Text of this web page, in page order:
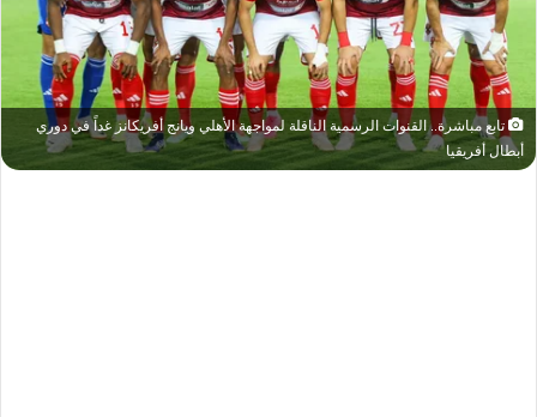
تابع مباشرة.. القنوات الرسمية الناقلة لمواجهة الأهلي ويانج أفريكانز غداً في دوري
أبطال أفريقيا